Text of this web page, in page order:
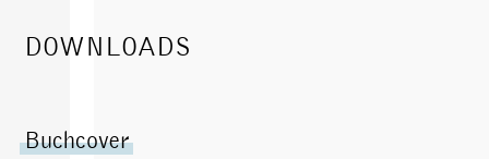
DOWNLOADS
Buchcover